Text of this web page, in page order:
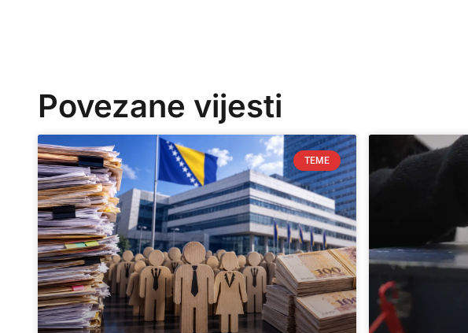
Povezane vijesti
TEME